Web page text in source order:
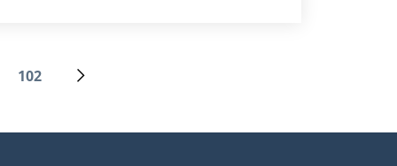
Ultima pagina
102
Pagina successiva